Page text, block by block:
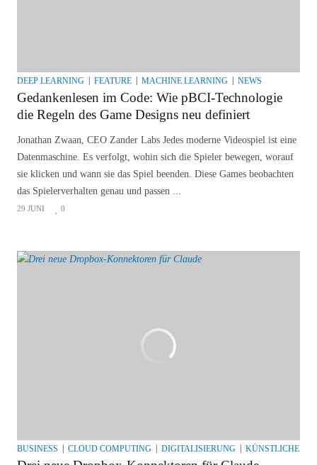
DEEP LEARNING FEATURE MACHINE LEARNING NEWS
Gedankenlesen im Code: Wie pBCI-Technologie
die Regeln des Game Designs neu definiert
Jonathan Zwaan, CEO Zander Labs Jedes moderne Videospiel ist eine
Datenmaschine. Es verfolgt, wohin sich die Spieler bewegen, worauf
sie klicken und wann sie das Spiel beenden. Diese Games beobachten
das Spielerverhalten genau und passen ...
29 JUNI 0
BUSINESS CLOUD COMPUTING DIGITALISIERUNG KÜNSTLICHE